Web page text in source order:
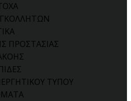
ΠΡΟΣΤΑΣΙΑΣ
ΤΥΠΟΥ